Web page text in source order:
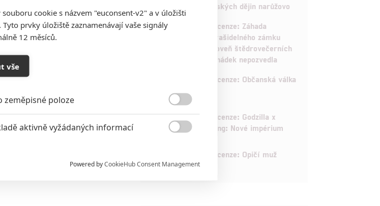
mu jednoduše zlepší jeho
se může vesele vrhnout do
Ulysse Klawa
Scénář (alespoň v
na 5.7. 2018.
českých dějin narůžovo
5
Recenze: Záhada
strašidelného zámku
úroveň štědrovečerních
pohádek nepozvedla
Recenze: Občanská válka
6
Recenze: Godzilla x
Kong: Nové impérium
8 Recenze: Opičí muž
cookie s názvem "euconsent-v2" a v úložišti
prvky úložiště zaznamenávají vaše signály
12 měsíců.
vše
zeměpisné poloze
aktivně vyžádaných informací
v zařízení

údajích a měření reklamy
Powered byCookieHub Consent Management